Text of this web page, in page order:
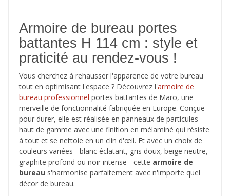
Armoire de bureau portes
battantes H 114 cm : style et
praticité au rendez-vous !
Vous cherchez à rehausser l'apparence de votre bureau
tout en optimisant l'espace ? Découvrez l'armoire de
bureau professionnel portes battantes de Maro, une
merveille de fonctionnalité fabriquée en Europe. Conçue
pour durer, elle est réalisée en panneaux de particules
haut de gamme avec une finition en mélaminé qui résiste
à tout et se nettoie en un clin d'œil. Et avec un choix de
couleurs variées - blanc éclatant, gris doux, beige neutre,
graphite profond ou noir intense - cette armoire de
bureau s'harmonise parfaitement avec n'importe quel
décor de bureau.